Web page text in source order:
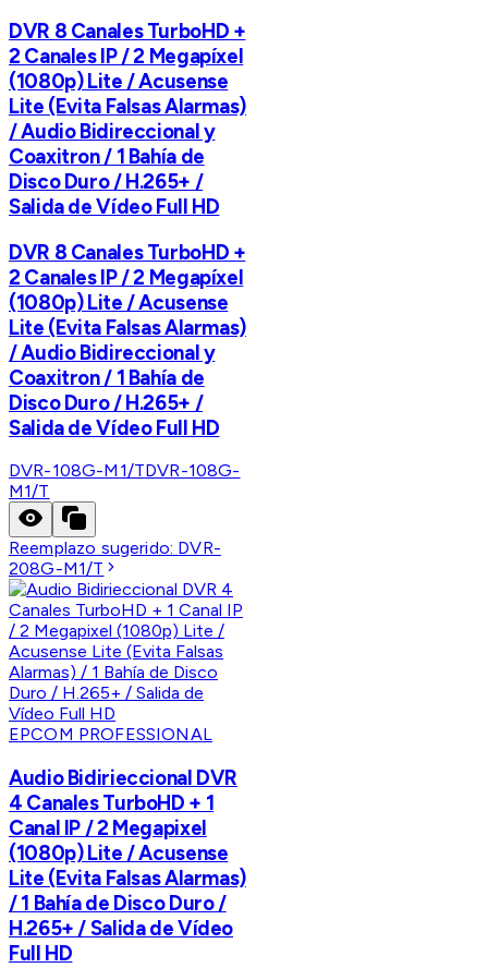
DVR 8 Canales TurboHD +
2 Canales IP / 2 Megapíxel
(1080p) Lite / Acusense
Lite (Evita Falsas Alarmas)
/ Audio Bidireccional y
Coaxitron / 1 Bahía de
Disco Duro / H.265+ /
Salida de Vídeo Full HD
DVR 8 Canales TurboHD +
2 Canales IP / 2 Megapíxel
(1080p) Lite / Acusense
Lite (Evita Falsas Alarmas)
/ Audio Bidireccional y
Coaxitron / 1 Bahía de
Disco Duro / H.265+ /
Salida de Vídeo Full HD
DVR-108G-M1/TDVR-108G-
M1/T
Reemplazo sugerido: DVR-
208G-M1/T
EPCOM PROFESSIONAL
Audio Bidirieccional DVR
4 Canales TurboHD + 1
Canal IP / 2 Megapixel
(1080p) Lite / Acusense
Lite (Evita Falsas Alarmas)
/ 1 Bahía de Disco Duro /
H.265+ / Salida de Vídeo
Full HD